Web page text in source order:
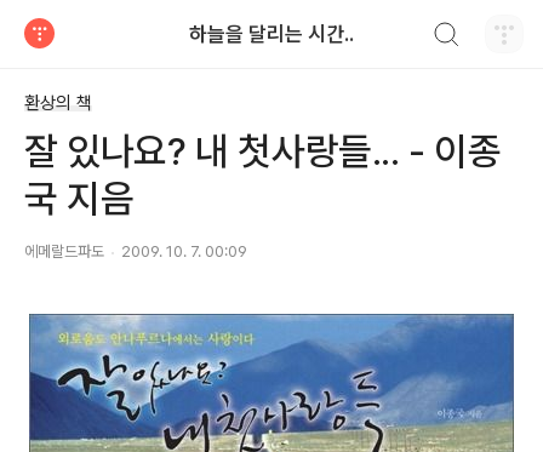
하늘을 달리는 시간..
환상의 책
잘 있나요? 내 첫사랑들... - 이종
국 지음
에메랄드파도 2009. 10. 7. 00:09